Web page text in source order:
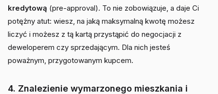
kredytową (pre-approval). To nie zobowiązuje, a daje Ci
potężny atut: wiesz, na jaką maksymalną kwotę możesz
liczyć i możesz z tą kartą przystąpić do negocjacji z
deweloperem czy sprzedającym. Dla nich jesteś
poważnym, przygotowanym kupcem.
4. Znalezienie wymarzonego mieszkania i